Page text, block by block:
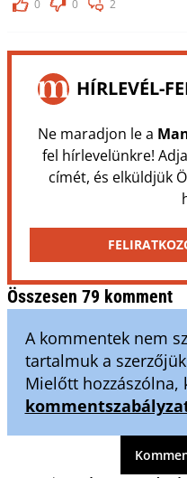
0 0 2
HÍRLEVÉL-
Ne maradjon le a
fel hírlevelünkre!
címét, és elküldjük
Összesen 79 komment
A kommentek nem
tartalmuk a
Mielőtt hozzászólna,